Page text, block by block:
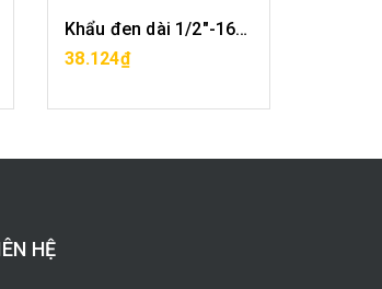
Khẩu đen dài 1/2"-16mm CF0421-16
38.124₫
MUA HÀNG
HỆ